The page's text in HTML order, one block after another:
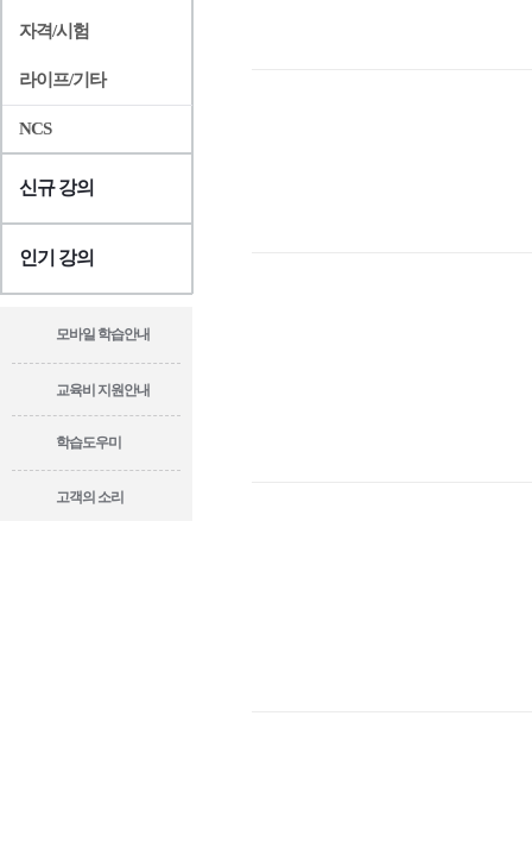
자격/시험
라이프/기타
NCS
신규 강의
인기 강의
모바일 학습안내
교육비 지원안내
학습도우미
고객의 소리